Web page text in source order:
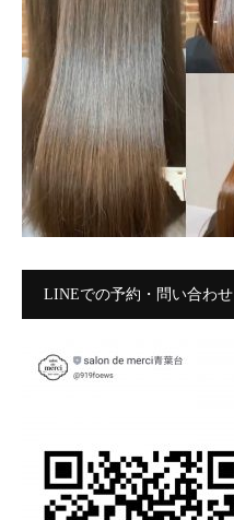
LINEでの予約・問い合わせ